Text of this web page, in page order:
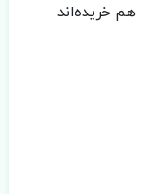
خریده‌اند